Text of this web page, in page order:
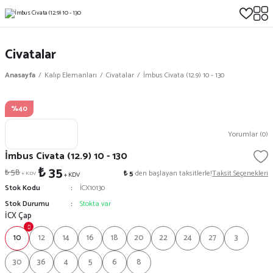
Civatalar
Anasayfa Kalıp Elemanları Civatalar İmbus Civata (12.9) 10 - 130
%40
Yorumlar (0)
İmbus Civata (12.9) 10 - 130
₺ 58+ KDV ₺ 35+ KDV ₺ 5 den başlayan taksitlerle!Taksit Seçenekleri
Stok Kodu
İCX10130
Stok Durumu
Stokta var
İCX Çap
10
12 14 16 18 20 22 24 27
3
30
36 4 5 6 8